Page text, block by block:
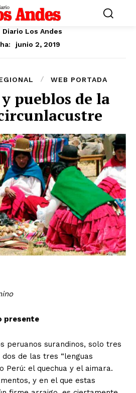
Diario Los Andes
junio 2, 2019
WEB PORTADA
pueblos de la
presente
peruanos surandinos, solo tres
de las tres “lenguas
Perú: el quechua y el aimara.
y en el que estas